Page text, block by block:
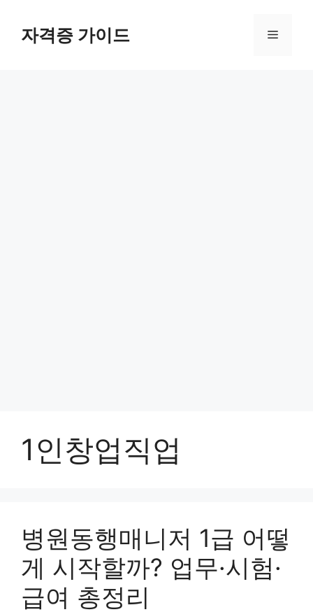
content자격증 가이드 Menu
1인창업직업
병원동행매니저 1급 어떻
게 시작할까? 업무·시험·
급여 총정리